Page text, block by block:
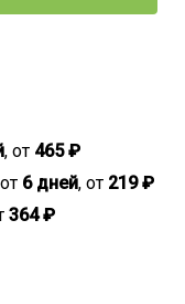
, от 465 ₽
6 дней, от 219 ₽
364 ₽